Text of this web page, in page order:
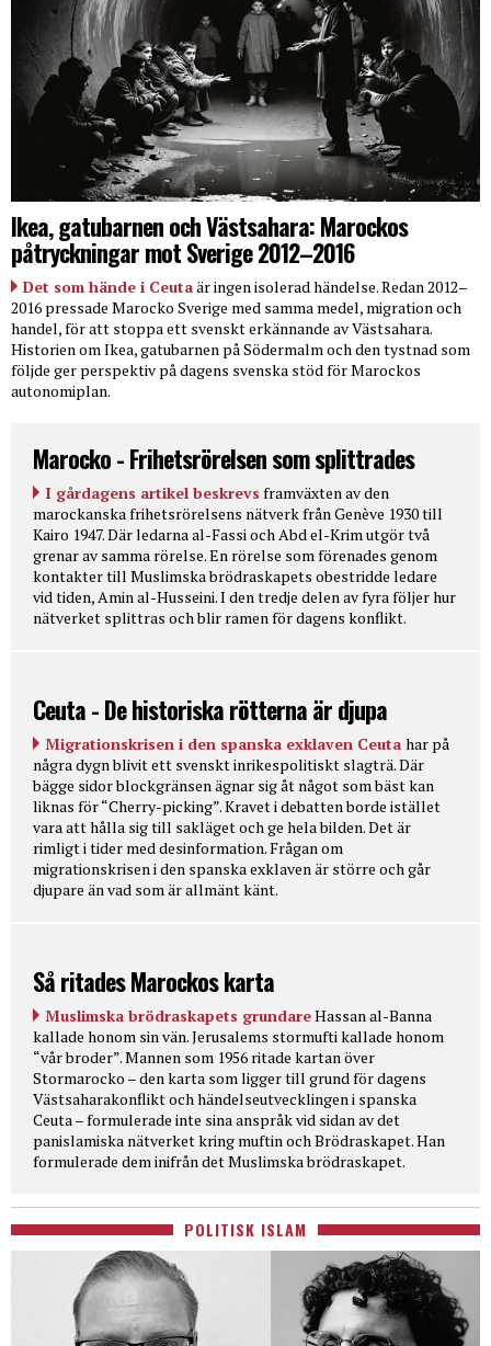
Ikea, gatubarnen och Västsahara: Marockos
påtryckningar mot Sverige 2012–2016
Det som hände i Ceutaär ingen isolerad händelse. Redan 2012–
2016 pressade Marocko Sverige med samma medel, migration och
handel, för att stoppa ett svenskt erkännande av Västsahara.
Historien om Ikea, gatubarnen på Södermalm och den tystnad som
följde ger perspektiv på dagens svenska stöd för Marockos
autonomiplan.
Marocko - Frihetsrörelsen som splittrades
I gårdagens artikel beskrevs framväxten av den
marockanska frihetsrörelsens nätverk från Genève 1930 till
Kairo 1947. Där ledarna al-Fassi och Abd el-Krim utgör två
grenar av samma rörelse. En rörelse som förenades genom
kontakter till Muslimska brödraskapets obestridde ledare
vid tiden, Amin al-Husseini. I den tredje delen av fyra följer hur
nätverket splittras och blir ramen för dagens konflikt.
Ceuta - De historiska rötterna är djupa
Migrationskrisen i den spanska exklaven Ceuta har på
några dygn blivit ett svenskt inrikespolitiskt slagträ. Där
bägge sidor blockgränsen ägnar sig åt något som bäst kan
liknas för “Cherry-picking”. Kravet i debatten borde istället
vara att hålla sig till sakläget och ge hela bilden. Det är
rimligt i tider med desinformation. Frågan om
migrationskrisen i den spanska exklaven är större och går
djupare än vad som är allmänt känt.
Så ritades Marockos karta
Muslimska brödraskapets grundareHassan al-Banna
kallade honom sin vän. Jerusalems stormufti kallade honom
“vår broder”. Mannen som 1956 ritade kartan över
Stormarocko – den karta som ligger till grund för dagens
Västsaharakonflikt och händelseutvecklingen i spanska
Ceuta – formulerade inte sina anspråk vid sidan av det
panislamiska nätverket kring muftin och Brödraskapet. Han
formulerade dem inifrån det Muslimska brödraskapet.
POLITISK ISLAM